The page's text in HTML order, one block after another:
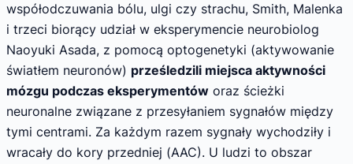
współodczuwania bólu, ulgi czy strachu, Smith, Malenka
i trzeci biorący udział w eksperymencie neurobiolog
Naoyuki Asada, z pomocą optogenetyki (aktywowanie
światłem neuronów) prześledzili miejsca aktywności
mózgu podczas eksperymentów oraz ścieżki
neuronalne związane z przesyłaniem sygnałów między
tymi centrami. Za każdym razem sygnały wychodziły i
wracały do kory przedniej (AAC). U ludzi to obszar